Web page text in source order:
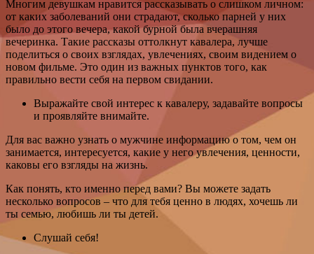
Многим девушкам нравится рассказывать о слишком личном:
от каких заболеваний они страдают, сколько парней у них
было до этого вечера, какой бурной была вчерашняя
вечеринка. Такие рассказы оттолкнут кавалера, лучше
поделиться о своих взглядах, увлечениях, своим видением о
новом фильме. Это один из важных пунктов того, как
правильно вести себя на первом свидании.
Выражайте свой интерес к кавалеру, задавайте вопросы
и проявляйте внимайте.
Для вас важно узнать о мужчине информацию о том, чем он
занимается, интересуется, какие у него увлечения, ценности,
каковы его взгляды на жизнь.
Как понять, кто именно перед вами? Вы можете задать
несколько вопросов – что для тебя ценно в людях, хочешь ли
ты семью, любишь ли ты детей.
Слушай себя!